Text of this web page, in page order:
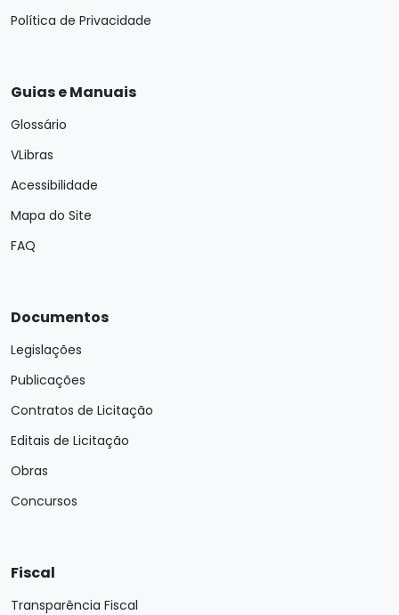
Política de Privacidade
Guias e Manuais
Glossário
VLibras
Acessibilidade
Mapa do Site
FAQ
Documentos
Legislações
Publicações
Contratos de Licitação
Editais de Licitação
Obras
Concursos
Fiscal
Transparência Fiscal